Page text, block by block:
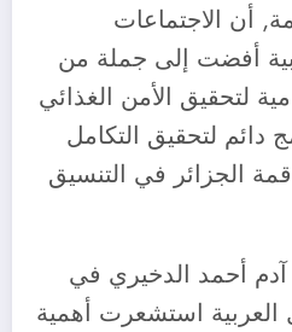
أن الاجتماعات
أفضت إلى جملة من
لتحقيق الأمن الغذائي
دائم لتحقيق التكامل
الجزائر في التنسيق
آدم أحمد الدخيري في
العربية استشعرت أهمية